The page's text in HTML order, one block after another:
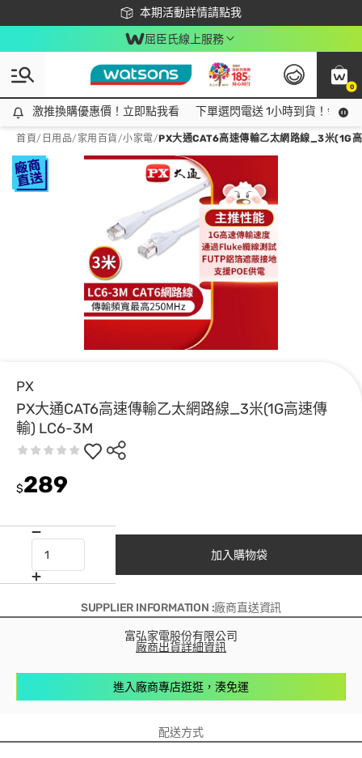
本期活動詳情請點我
下載app最高回饋$350
屈臣氏線上服務
0
激推換購優惠價！立即點我看
激推換購優惠價！立即點我看 下單選閃電送 1小時到貨！領神
首頁/ 日用品/ 家用百貨/小家電/PX大通CAT6高速傳輸乙太網路線_3米(1G
PX
PX大通CAT6高速傳輸乙太網路線_3米(1G高速傳
輸) LC6-3M
$289
加入購物袋
SUPPLIER INFORMATION :廠商直送資訊
富弘家電股份有限公司
廠商出貨詳細資訊
進入廠商專店逛逛，湊免運
配送方式